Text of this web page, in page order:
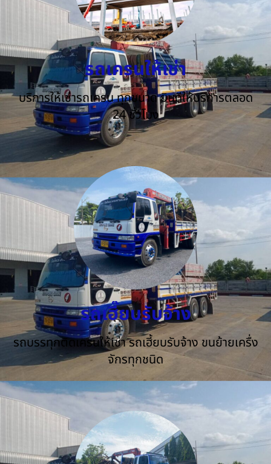
รถเครนให้เช่า
บริการให้เช่ารถเครน ทุกขนาด ยินดีให้บริการตลอด
24 ชั่วโมง
รถเฮี๊ยบรับจ้าง
รถบรรทุกติดเครนให้เช่า รถเฮี้ยบรับจ้าง ขนย้ายเครื่ง
จักรทุกชนิด